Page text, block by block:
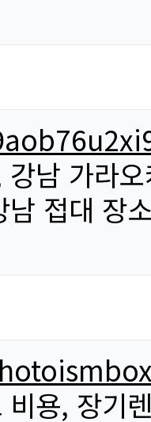
남 가라
접대 장
용, 장기